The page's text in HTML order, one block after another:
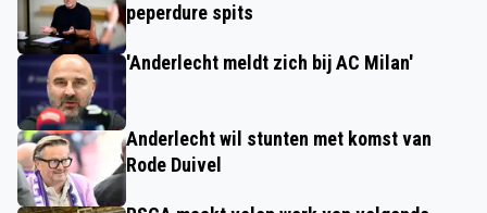
peperdure spits
'Anderlecht meldt zich bij AC Milan'
Anderlecht wil stunten met komst van
Rode Duivel